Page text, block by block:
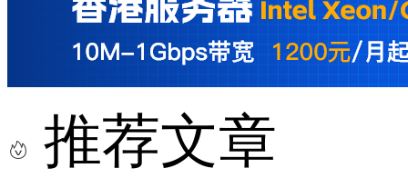
推荐文章